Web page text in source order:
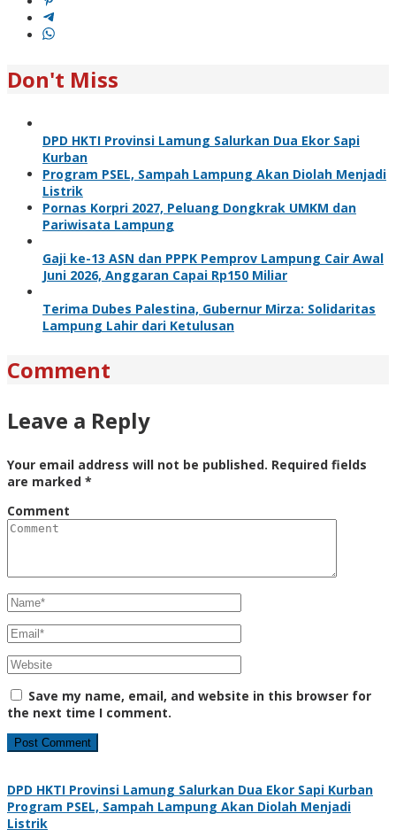
Don't Miss
DPD HKTI Provinsi Lamung Salurkan Dua Ekor Sapi
Kurban
Program PSEL, Sampah Lampung Akan Diolah Menjadi
Listrik
Pornas Korpri 2027, Peluang Dongkrak UMKM dan
Pariwisata Lampung
Gaji ke-13 ASN dan PPPK Pemprov Lampung Cair Awal
Juni 2026, Anggaran Capai Rp150 Miliar
Terima Dubes Palestina, Gubernur Mirza: Solidaritas
Lampung Lahir dari Ketulusan
Comment
Leave a Reply
Your email address will not be published. Required fields
are marked *
Comment
Save my name, email, and website in this browser for
the next time I comment.
DPD HKTI Provinsi Lamung Salurkan Dua Ekor Sapi Kurban
Program PSEL, Sampah Lampung Akan Diolah Menjadi
Listrik